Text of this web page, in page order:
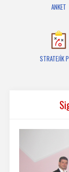
ANKET
STRATEJİK